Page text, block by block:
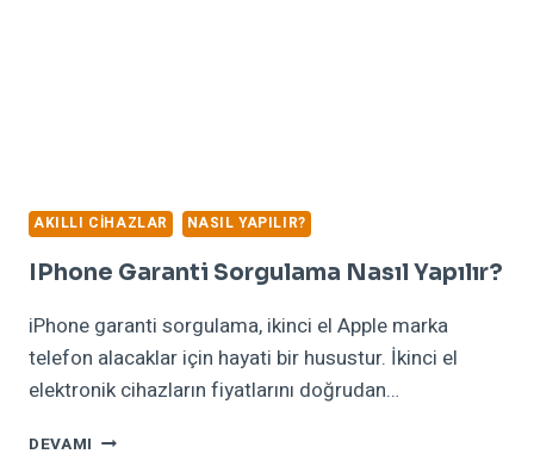
AKILLI CIHAZLAR NASIL YAPILIR?
IPhone Garanti Sorgulama Nasıl Yapılır?
iPhone garanti sorgulama, ikinci el Apple marka
telefon alacaklar için hayati bir husustur. İkinci el
elektronik cihazların fiyatlarını doğrudan…
DEVAMI IPHONE